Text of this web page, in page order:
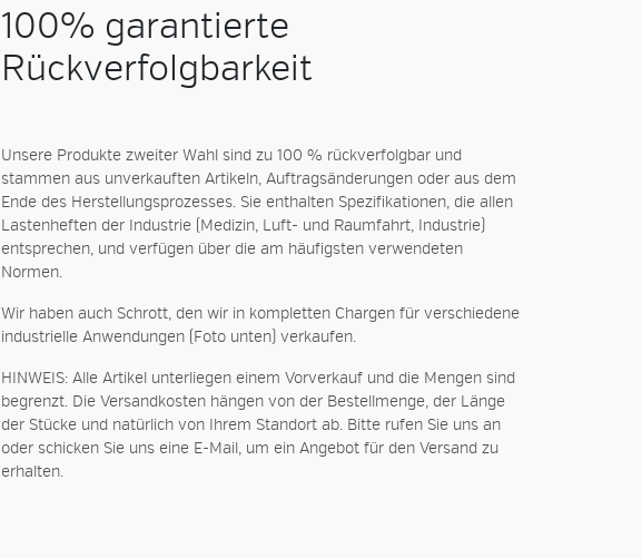
100% garantierte
Rückverfolgbarkeit
Unsere Produkte zweiter Wahl sind zu 100 % rückverfolgbar und
stammen aus unverkauften Artikeln, Auftragsänderungen oder aus dem
Ende des Herstellungsprozesses. Sie enthalten Spezifikationen, die allen
Lastenheften der Industrie (Medizin, Luft- und Raumfahrt, Industrie)
entsprechen, und verfügen über die am häufigsten verwendeten
Normen.
Wir haben auch Schrott, den wir in kompletten Chargen für verschiedene
industrielle Anwendungen (Foto unten) verkaufen.
HINWEIS: Alle Artikel unterliegen einem Vorverkauf und die Mengen sind
begrenzt. Die Versandkosten hängen von der Bestellmenge, der Länge
der Stücke und natürlich von Ihrem Standort ab. Bitte rufen Sie uns an
oder schicken Sie uns eine E-Mail, um ein Angebot für den Versand zu
erhalten.